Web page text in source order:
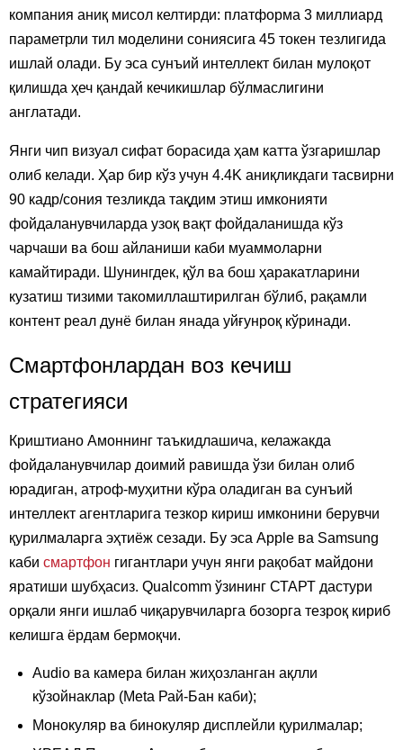
компания аниқ мисол келтирди: платформа 3 миллиард
параметрли тил моделини сониясига 45 токен тезлигида
ишлай олади. Бу эса сунъий интеллект билан мулоқот
қилишда ҳеч қандай кечикишлар бўлмаслигини
англатади.
Янги чип визуал сифат борасида ҳам катта ўзгаришлар
олиб келади. Ҳар бир кўз учун 4.4K аниқликдаги тасвирни
90 кадр/сония тезликда тақдим этиш имконияти
фойдаланувчиларда узоқ вақт фойдаланишда кўз
чарчаши ва бош айланиши каби муаммоларни
камайтиради. Шунингдек, қўл ва бош ҳаракатларини
кузатиш тизими такомиллаштирилган бўлиб, рақамли
контент реал дунё билан янада уйғунроқ кўринади.
Смартфонлардан воз кечиш
стратегияси
Криштиано Амоннинг таъкидлашича, келажакда
фойдаланувчилар доимий равишда ўзи билан олиб
юрадиган, атроф-муҳитни кўра оладиган ва сунъий
интеллект агентларига тезкор кириш имконини берувчи
қурилмаларга эҳтиёж сезади. Бу эса Apple ва Samsung
каби смартфон гигантлари учун янги рақобат майдони
яратиши шубҳасиз. Qualcomm ўзининг СТАРТ дастури
орқали янги ишлаб чиқарувчиларга бозорга тезроқ кириб
келишга ёрдам бермоқчи.
Audiо ва камера билан жиҳозланган ақлли
кўзойнаклар (Meta Рай-Бан каби);
Монокуляр ва бинокуляр дисплейли қурилмалар;